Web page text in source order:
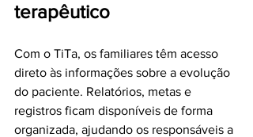
terapêutico
Com o TiTa, os familiares têm acesso
direto às informações sobre a evolução
do paciente. Relatórios, metas e
registros ficam disponíveis de forma
organizada, ajudando os responsáveis a